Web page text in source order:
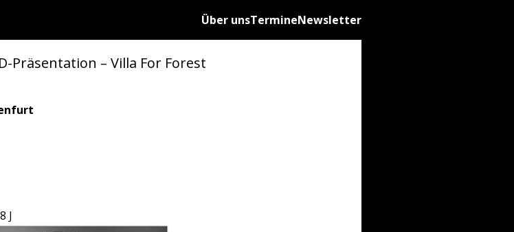
Über unsTermineNewsletter
Präsentation – Villa For Forest
J